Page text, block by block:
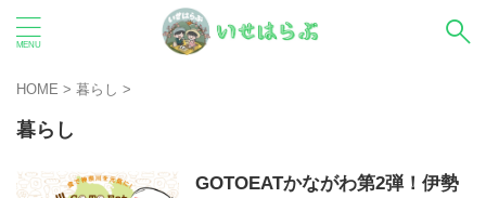
HOME > 暮らし >
暮らし
GOTOEATかながわ第2弾！伊勢